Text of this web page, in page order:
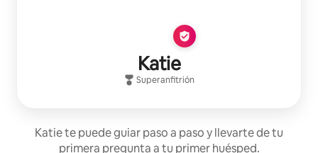
Katie
Superanfitrión
Katie te puede guiar paso a paso y llevarte de tu
primera pregunta a tu primer huésped.